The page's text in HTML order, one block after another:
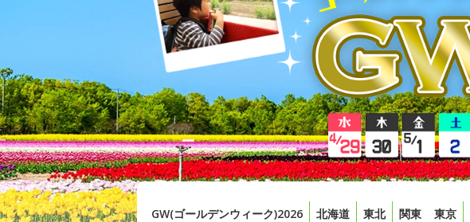
GW(ゴールデンウィーク)2026 北海道 東北 関東 東京